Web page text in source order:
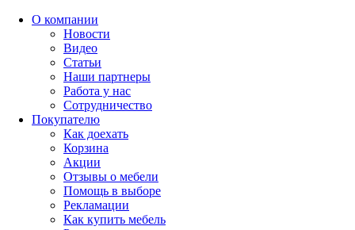
О компании
Новости
Видео
Статьи
Наши партнеры
Работа у нас
Сотрудничество
Покупателю
Как доехать
Корзина
Акции
Отзывы о мебели
Помощь в выборе
Рекламации
Как купить мебель